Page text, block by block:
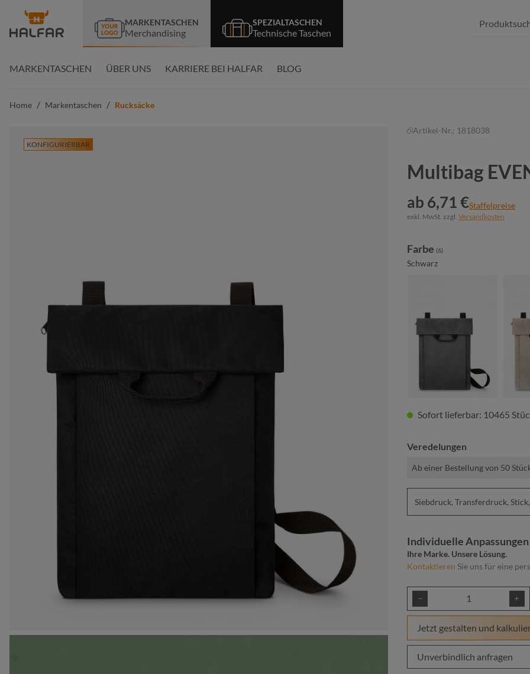
Zur Hauptnavigation springen
MARKENTASCHEN
Merchandising
SPEZIALTASCHEN
Technische Taschen
MARKENTASCHEN ÜBER UNS KARRIERE BEI HALFAR BLOG
Home / Markentaschen / Rucksäcke
KONFIGURIERBAR
Artikel-Nr.: 1818038
Multibag
ab 6,71 €Staffelpreise
exkl. MwSt. zzgl. Versandkosten
Farbeauswählen
(6)
Schwarz
anthrazit
Sofort lieferbar: 10465
Veredelungen
Ab einer Bestellung von 50
Siebdruck, Transferdruck,
Individuelle Anpassungen
Ihre Marke. Unsere Lösung.
Kontaktieren Sie uns für eine
Produkt Anzahl:
Jetzt gestalten und
Unverbindlich anfragen